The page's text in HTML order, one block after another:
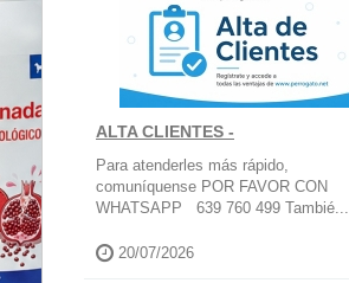
ALTA CLIENTES -
Para atenderles más rápido,
comuníquense POR FAVOR CON
WHATSAPP 639 760 499 Tambié...
20/07/2026